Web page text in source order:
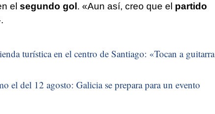
el segundo gol . «Aun así, creo que el partido
turística en el centro de Santiago: «Tocan a guitarra
el del 12 agosto: Galicia se prepara para un evento